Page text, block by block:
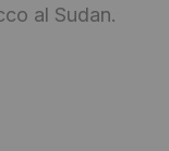
al Sudan.